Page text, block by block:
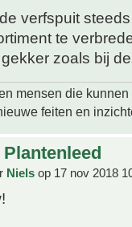
verfspuit
te
zoals bij
mensen die
feiten en
Plantenleed
Niels op 17 nov 2018